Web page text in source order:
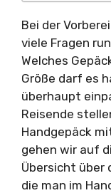
Bei der
viele Fragen
Welches
Größe darf es
überhaupt
Reisende
Handgepäck
gehen wir auf
Übersicht über
die man im